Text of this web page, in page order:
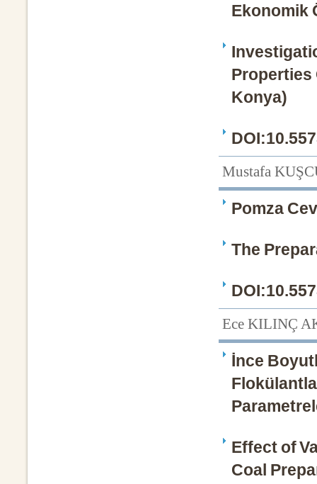
Ekonomik
Properties
Konya)
Mustafa
Pomza
The
Ece KILINÇ
İnce
Effect of
Coal